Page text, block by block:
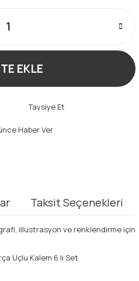
EKLE
Tavsiye Et
Haber Ver
Taksit Seçenekleri
illustrasyon ve renklendirme için
Uçlu Kalem 6 lı Set